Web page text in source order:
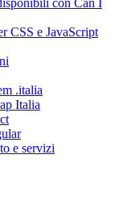
con Can I
CSS e JavaScript
.italia
Italia
e servizi